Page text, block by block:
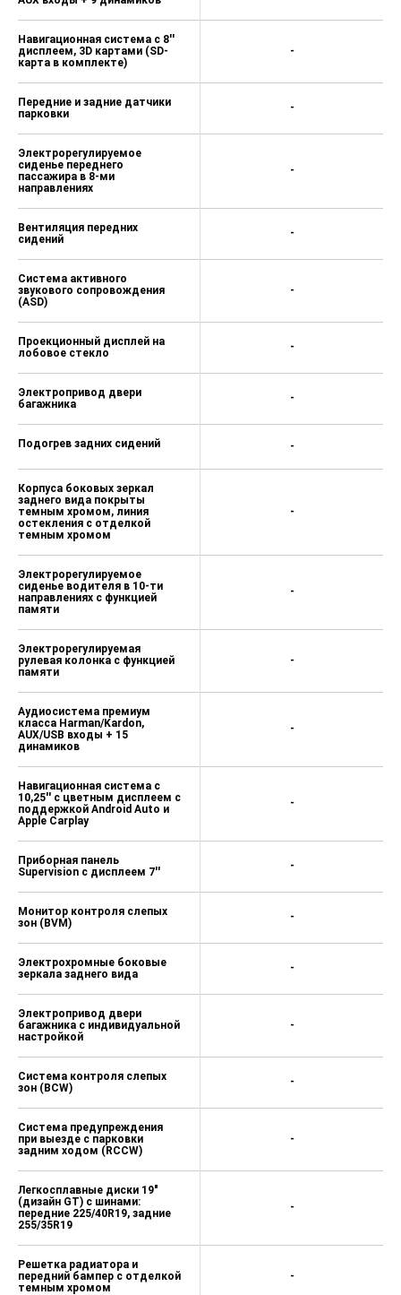
Навигационная система с 8''
дисплеем, 3D картами (SD-
карта в комплекте)
Передние и задние датчики
парковки
Электрорегулируемое
сиденье переднего
пассажира в 8-ми
направлениях
Вентиляция передних
сидений
Система активного
звукового сопровождения
(ASD)
Проекционный дисплей на
лобовое стекло
Электропривод двери
багажника
Подогрев задних сидений
Корпуса боковых зеркал
заднего вида покрыты
темным хромом, линия
остекления с отделкой
темным хромом
Электрорегулируемое
сиденье водителя в 10-ти
направлениях с функцией
памяти
Электрорегулируемая
рулевая колонка с функцией
памяти
Аудиосистема премиум
класса Harman/Kardon,
AUX/USB входы + 15
динамиков
Навигационная система с
10,25'' с цветным дисплеем с
поддержкой Android Auto и
Apple Carplay
Приборная панель
Supervision c дисплеем 7''
Монитор контроля слепых
зон (BVM)
Электрохромные боковые
зеркала заднего вида
Электропривод двери
багажника с индивидуальной
настройкой
Система контроля слепых
зон (BCW)
Система предупреждения
при выезде с парковки
задним ходом (RCCW)
Легкосплавные диски 19"
(дизайн GT) с шинами:
передние 225/40R19, задние
255/35R19
Решетка радиатора и
передний бампер с отделкой
темным хромом
-
-
-
-
-
-
-
-
-
-
-
-
-
-
-
-
-
-
-
-
-